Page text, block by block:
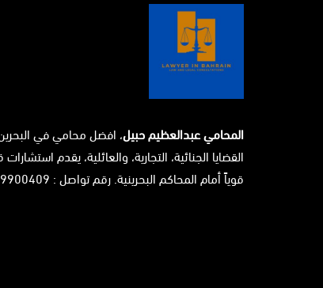
المحامي عبدالعظيم حبيل، افضل محامي في
القضايا الجنائية، التجارية، والعائلية، يقدم
قوياً أمام المحاكم البحرينية. رقم تواصل : 39900409 .